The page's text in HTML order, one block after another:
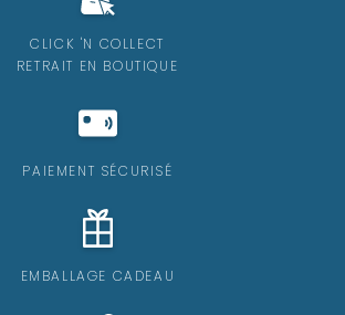
CLICK 'N COLLECT
RETRAIT EN BOUTIQUE
PAIEMENT SÉCURISÉ
EMBALLAGE CADEAU